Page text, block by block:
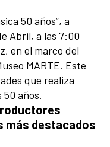
50 años”, a
Abril, a las 7:00
en el marco del
MARTE. Este
que realiza
50 años.
más destacados